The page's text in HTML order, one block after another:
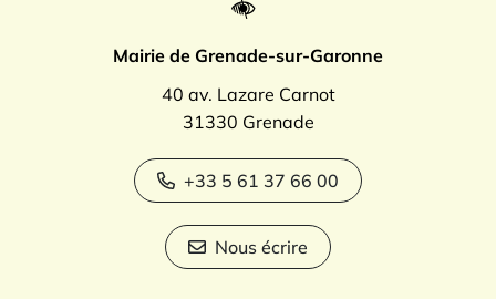
Mairie de Grenade-sur-Garonne
40 av. Lazare Carnot
31330 Grenade
+33 5 61 37 66 00
Nous écrire